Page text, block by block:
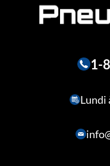
1-
Lundi